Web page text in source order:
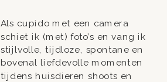
Als cupido met een camera
schiet ik (met) foto’s en vang ik
stijlvolle, tijdloze, spontane en
bovenal liefdevolle momenten
tijdens huisdieren shoots en